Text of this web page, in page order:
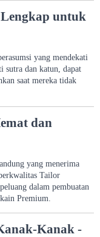
untuk
yang mendekati
sutra dan katun, dapat
saat mereka tidak
dan
yang menerima
Tailor
dalam pembuatan
Premium.
Kanak -